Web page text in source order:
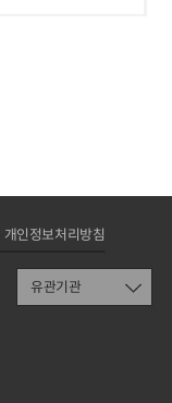
개인정보처리방침
유관기관